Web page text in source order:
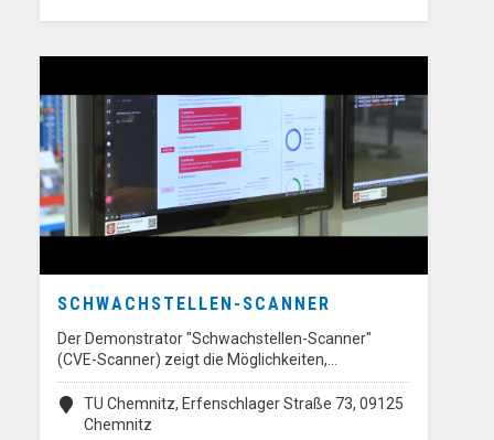
SCHWACHSTELLEN-SCANNER
Der Demonstrator "Schwachstellen-Scanner"
(CVE-Scanner) zeigt die Möglichkeiten,…
TU Chemnitz, Erfenschlager Straße 73, 09125
Chemnitz